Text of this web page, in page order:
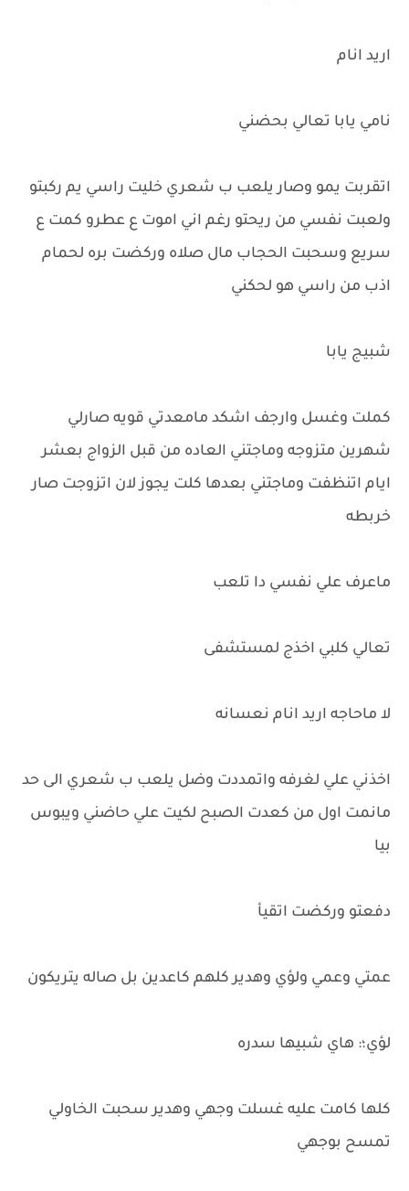
اريد انام
نامي يابا تعالي بحضني
اتقربت يمو وصار يلعب ب شعري خليت راسي يم ركبتو
ولعبت نفسي من ريحتو رغم اني اموت ع عطرو كمت ع
سريع وسحبت الحجاب مال صلاه وركضت بره لحمام
اذب من راسي هو لحكني
شبيج يابا
كملت وغسل وارجف اشكد مامعدتي قويه صارلي
شهرين متزوجه وماجتني العاده من قبل الزواج بعشر
ايام اتنظفت وماجتني بعدها كلت يجوز لان اتزوجت صار
خربطه
ماعرف علي نفسي دا تلعب
تعالي كلبي اخذج لمستشفى
لا ماحاجه اريد انام نعسانه
اخذني علي لغرفه واتمددت وضل يلعب ب شعري الى حد
مانمت اول من كعدت الصبح لكيت علي حاضني ويبوس
بيا
دفعتو وركضت اتقيأ
عمتي وعمي ولؤي وهدير كلهم كاعدين بل صاله يتريكون
لؤي؛: هاي شبيها سدره
كلها كامت عليه غسلت وجهي وهدير سحبت الخاولي
تمسح بوجهي